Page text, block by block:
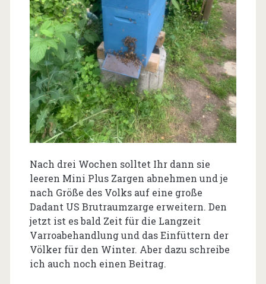
Nach drei Wochen solltet Ihr dann sie
leeren Mini Plus Zargen abnehmen und je
nach Größe des Volks auf eine große
Dadant US Brutraumzarge erweitern. Den
jetzt ist es bald Zeit für die Langzeit
Varroabehandlung und das Einfüttern der
Völker für den Winter. Aber dazu schreibe
ich auch noch einen Beitrag.